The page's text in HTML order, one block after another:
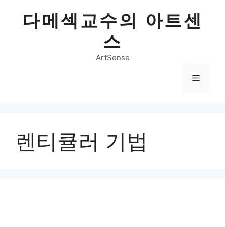
다메섹교수의 아트센
스
ArtSense
Menu
렌티큘러 기법